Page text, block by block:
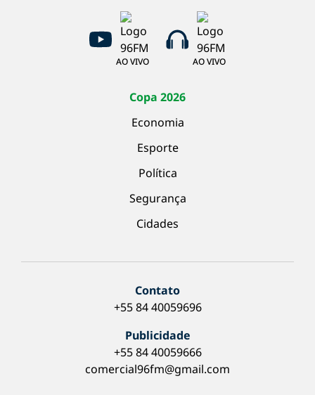
AO VIVO AO VIVO
Copa 2026
Economia
Esporte
Política
Segurança
Cidades
Contato
+55 84 40059696
Publicidade
+55 84 40059666
comercial96fm@gmail.com